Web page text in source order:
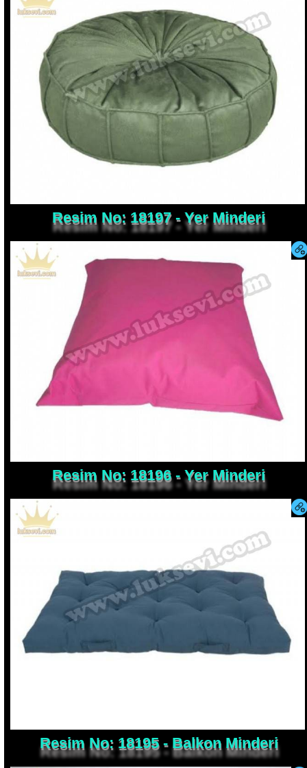
Resim No: 18197 - Yer Minderi
Resim No: 18196 - Yer Minderi
Resim No: 18195 - Balkon Minderi